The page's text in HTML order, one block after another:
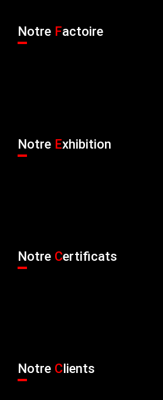
Notre Factoire
Notre Exhibition
Notre Certificats
Notre Clients